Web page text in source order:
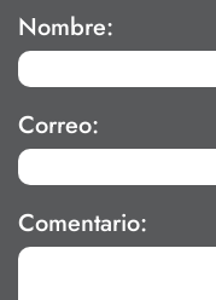
Nombre:
Correo:
Comentario: